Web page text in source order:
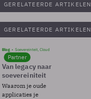
GERELATEERDE ARTIKELEN
GERELATEERDE ARTIKELEN
Blog Soevereinteit, Cloud
Partner
Van legacy naar
soevereiniteit
Waarom je oude
applicaties je